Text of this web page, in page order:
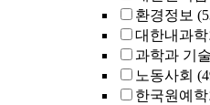
환경정보
대한내과학
과학과 기술
노동사회
한국원예